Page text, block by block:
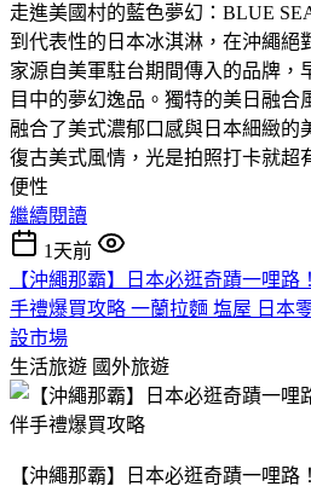
走進美國村的藍色夢幻：BLUE
到代表性的日本冰淇淋，在沖繩絕
家源自美軍駐台期間傳入的品牌，
目中的夢幻逸品。​獨特的美日融合
融合了美式濃郁口感與日本細緻的
復古美式風情，光是拍照打卡就超
便性
繼續閱讀
1天前
【沖繩那霸】日本必逛奇蹟一哩
手禮爆買攻略 一蘭拉麵 塩屋 日本
設市場
生活旅遊 國外旅遊
【沖繩那霸】日本必逛奇蹟一哩